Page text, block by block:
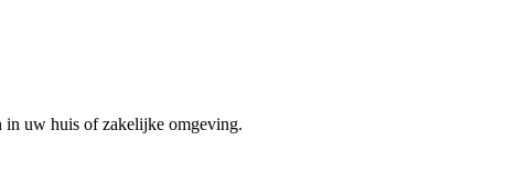
in uw huis of zakelijke omgeving.